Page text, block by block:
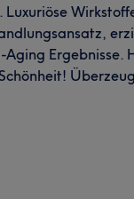
Ergebnisse.